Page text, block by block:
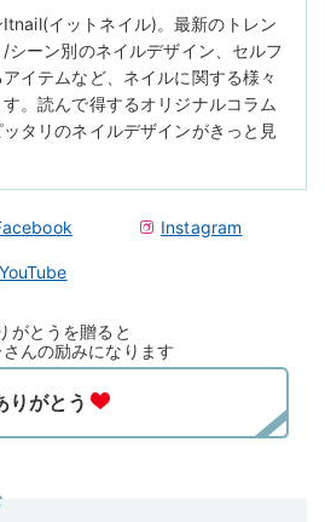
イットネイル)。最新のトレン
シーン別のネイルデザイン、セルフ
イテムなど、ネイルに関する様々
。読んで得するオリジナルコラム
タリのネイルデザインがきっと見
Instagram
YouTube
がとうを贈ると
んの励みになります